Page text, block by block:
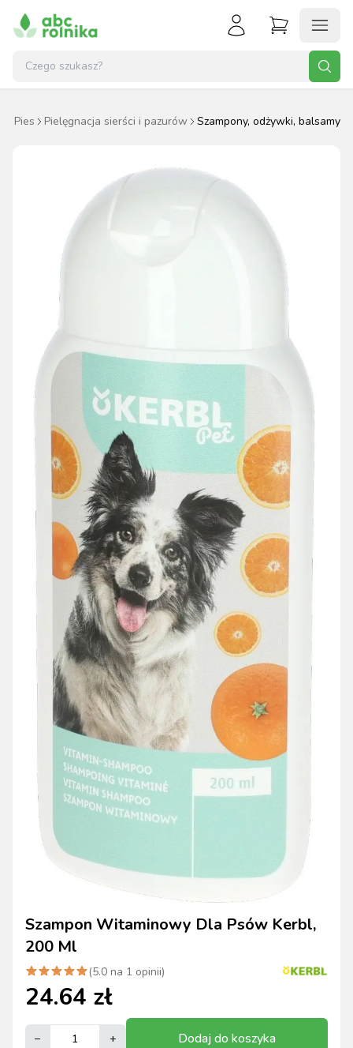
Pies Pielęgnacja sierści i pazurów Szampony, odżywki, balsamy
Szampon Witaminowy Dla Psów Kerbl,
200 Ml
(5.0 na 1 opinii)
24.64 zł
– + Dodaj do koszyka